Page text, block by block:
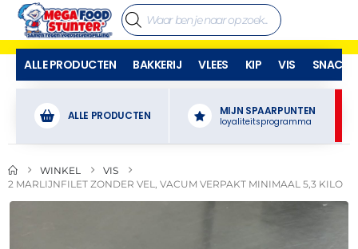
ALLE PRODUCTEN BAKKERIJ VLEES KIP VIS SNACKS
ALLE PRODUCTEN MIJN SPAARPUNTEN
loyaliteitsprogramma
WINKEL
VIS
2 MARLIJNFILET ZONDER VEL, VACUM VERPAKT MINIMAAL 5,3 KILO